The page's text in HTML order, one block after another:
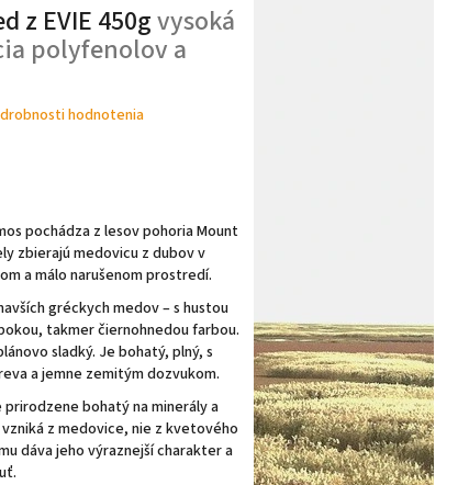
(BIO), s oceneniami
z EVIE 450gvysoká
polyfenolov a
hodnotenia
pochádza z lesov pohoriaMount
zbierajú medovicu z dubov v
a málo narušenom prostredí.
gréckych medov – s hustou
takmer čiernohnedou farbou.
sladký. Je bohatý, plný, s
a jemne zemitým dozvukom.
bohatý na minerály a
z medovice, nie z kvetového
dáva jeho výraznejší charakter a